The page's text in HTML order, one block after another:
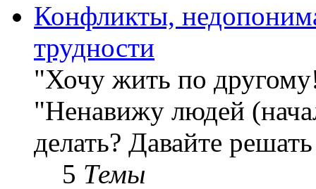
Конфликты,
трудности
"Хочу жить по
"Ненавижу людей
делать? Давайте
5 Темы